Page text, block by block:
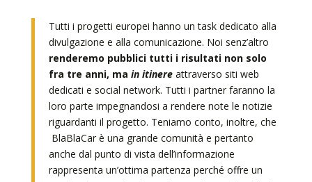
Tutti i progetti europei hanno un task dedicato alla
divulgazione e alla comunicazione. Noi senz’altro
renderemo pubblici tutti i risultati non solo
fra tre anni, ma in itinereattraverso siti web
dedicati e social network. Tutti i partner faranno la
loro parte impegnandosi a rendere note le notizie
riguardanti il progetto. Teniamo conto, inoltre, che
BlaBlaCar è una grande comunità e pertanto
anche dal punto di vista dell’informazione
rappresenta un’ottima partenza perché offre un